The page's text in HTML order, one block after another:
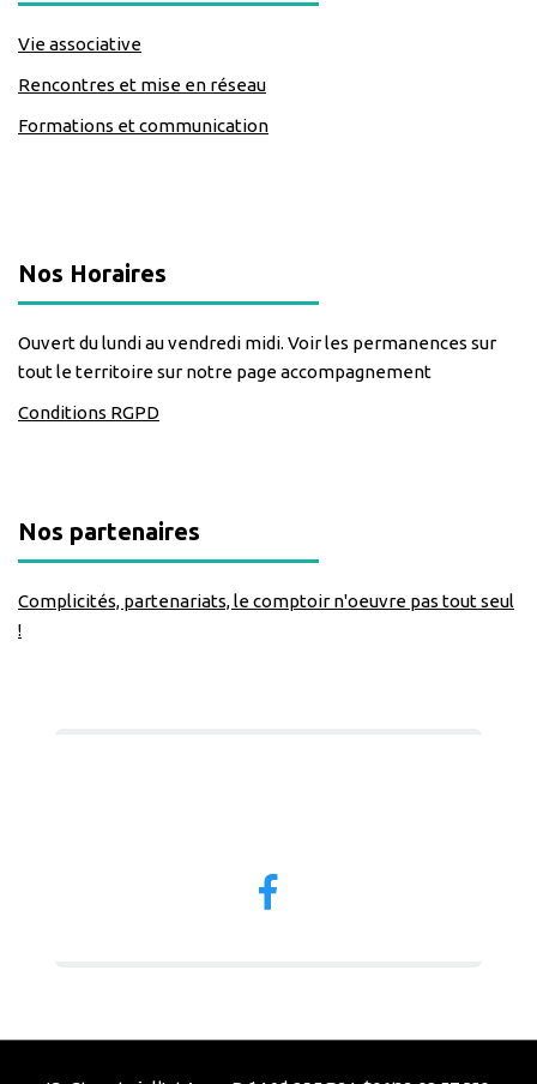
Vie associative
Rencontres et mise en réseau
Formations et communication
Nos Horaires
Ouvert du lundi au vendredi midi. Voir les permanences sur
tout le territoire sur notre page accompagnement
Conditions RGPD
Nos partenaires
Complicités, partenariats, le comptoir n'oeuvre pas tout seul
!